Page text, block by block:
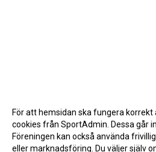
För att hemsidan ska fungera korrekt
cookies från SportAdmin. Dessa går
Föreningen kan också använda
eller marknadsföring. Du väljer själv